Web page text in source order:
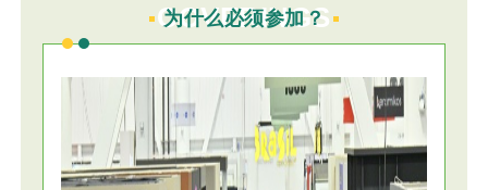
COVERINGS
为什么必须参加？